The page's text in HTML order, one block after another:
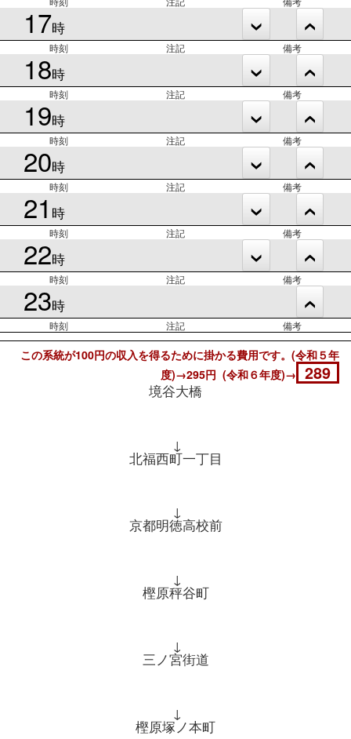
17時
時刻 注記 備考
18時
時刻 注記 備考
19時
時刻 注記 備考
20時
時刻 注記 備考
21 時
時刻 注記 備考
22時
時刻 注記 備考
23時
時刻 注記 備考
この系統が100円の収入を得るために掛かる費用です。(令和５年
度)→295円 (令和６年度)→ 289
境谷大橋
↓
北福西町一丁目
↓
京都明徳高校前
↓
樫原秤谷町
↓
三ノ宮街道
↓
樫原塚ノ本町